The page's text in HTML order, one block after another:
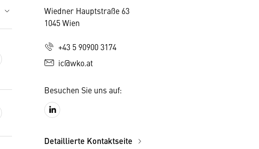
Wiedner Hauptstraße 63
1045 Wien
+43 5 90900 3174
ic@wko.at
Besuchen Sie uns auf:
Detaillierte Kontaktseite